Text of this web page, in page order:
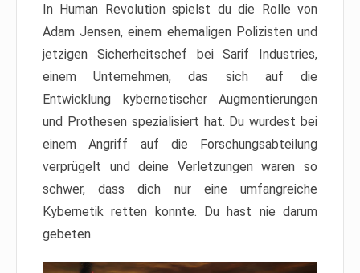
In Human Revolution spielst du die Rolle von
Adam Jensen, einem ehemaligen Polizisten und
jetzigen Sicherheitschef bei Sarif Industries,
einem Unternehmen, das sich auf die
Entwicklung kybernetischer Augmentierungen
und Prothesen spezialisiert hat. Du wurdest bei
einem Angriff auf die Forschungsabteilung
verprügelt und deine Verletzungen waren so
schwer, dass dich nur eine umfangreiche
Kybernetik retten konnte. Du hast nie darum
gebeten.